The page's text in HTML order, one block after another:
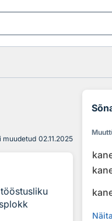
muudetud 02.11.2025